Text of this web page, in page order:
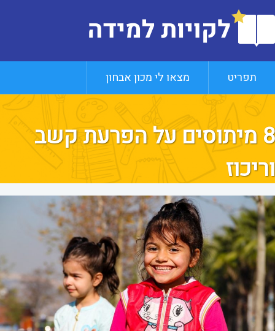
תפריט מצאו לי מכון אבחון
8 מיתוסים על הפרעת קשב
וריכוז